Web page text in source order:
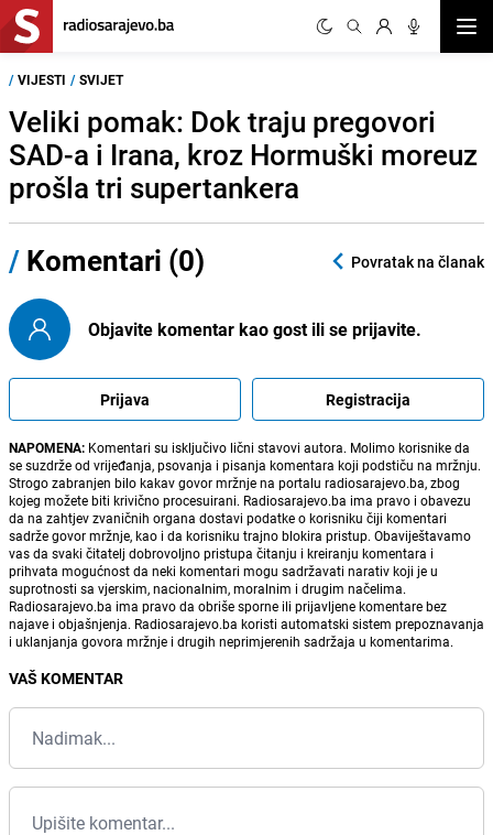
/ VIJESTI / SVIJET
Veliki pomak: Dok traju pregovori
SAD-a i Irana, kroz Hormuški moreuz
prošla tri supertankera
/ Komentari (0) Povratak na članak
Objavite komentar kao gost ili se prijavite.
Prijava Registracija
NAPOMENA: Komentari su isključivo lični stavovi autora. Molimo korisnike da
se suzdrže od vrijeđanja, psovanja i pisanja komentara koji podstiču na mržnju.
Strogo zabranjen bilo kakav govor mržnje na portalu radiosarajevo.ba, zbog
kojeg možete biti krivično procesuirani. Radiosarajevo.ba ima pravo i obavezu
da na zahtjev zvaničnih organa dostavi podatke o korisniku čiji komentari
sadrže govor mržnje, kao i da korisniku trajno blokira pristup. Obaviještavamo
vas da svaki čitatelj dobrovoljno pristupa čitanju i kreiranju komentara i
prihvata mogućnost da neki komentari mogu sadržavati narativ koji je u
suprotnosti sa vjerskim, nacionalnim, moralnim i drugim načelima.
Radiosarajevo.ba ima pravo da obriše sporne ili prijavljene komentare bez
najave i objašnjenja. Radiosarajevo.ba koristi automatski sistem prepoznavanja
i uklanjanja govora mržnje i drugih neprimjerenih sadržaja u komentarima.
VAŠ KOMENTAR